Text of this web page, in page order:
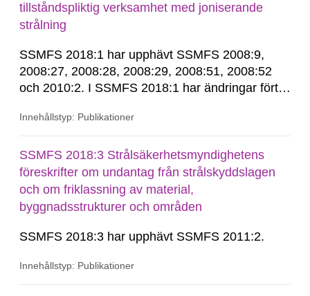
tillståndspliktig verksamhet med joniserande
strålning
SSMFS 2018:1 har upphävt SSMFS 2008:9,
2008:27, 2008:28, 2008:29, 2008:51, 2008:52
och 2010:2. I SSMFS 2018:1 har ändringar förts
SSMFS 2022:14, SSMFS 2024:2 och SSMFS
Innehållstyp: Publikationer
SSMFS 2018:3 Strålsäkerhetsmyndighetens
föreskrifter om undantag från strålskyddslagen
och om friklassning av material,
byggnadsstrukturer och områden
SSMFS 2018:3 har upphävt SSMFS 2011:2.
Innehållstyp: Publikationer